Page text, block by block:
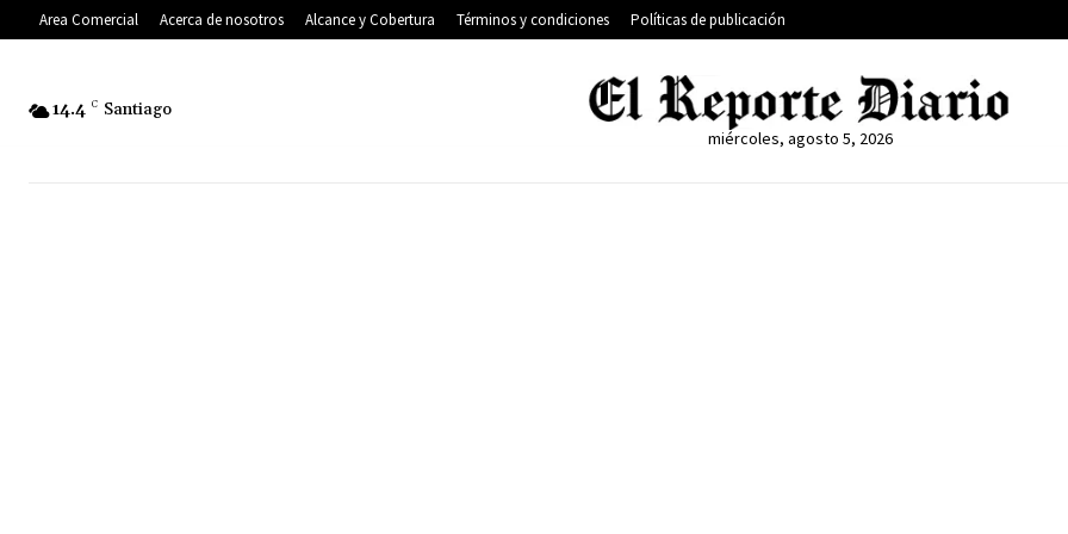
Area Comercial Acerca de nosotros Alcance y Cobertura Términos y condiciones Políticas de publicación
14.4 C Santiago
miércoles, agosto 5, 2026